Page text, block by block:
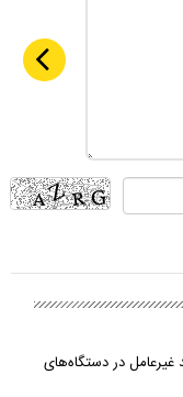
غیرعامل در دستگاه‌های